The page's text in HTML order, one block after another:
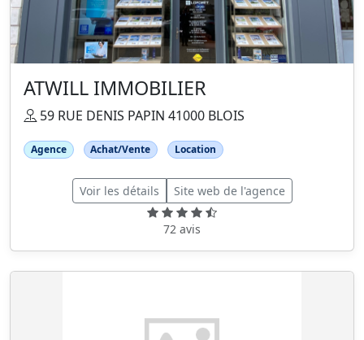
ATWILL IMMOBILIER
59 RUE DENIS PAPIN 41000 BLOIS
Agence Achat/Vente Location
Voir les détails Site web de l'agence
72 avis